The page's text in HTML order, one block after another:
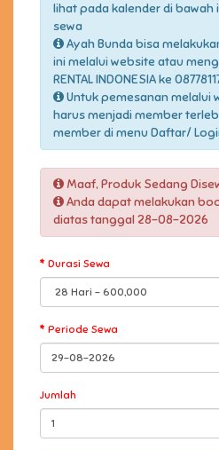
lihat pada kalender di bawah
sewa
Ayah Bunda bisa
ini melalui website atau
RENTAL INDONESIA ke
Untuk pemesanan melalui
harus menjadi member
member di menu Daftar/
Maaf, Produk Sedang
Anda dapat melakukan
diatas tanggal 28-08-2026
Durasi Sewa
Periode Sewa
Jumlah